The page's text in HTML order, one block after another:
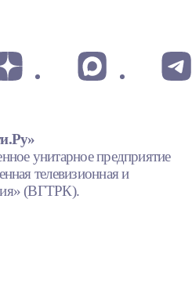
унитарное предприятие
телевизионная и
(ВГТРК).